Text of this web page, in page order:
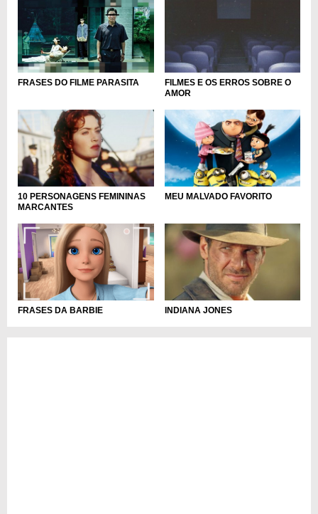
FRASES DO FILME PARASITA
FILMES E OS ERROS SOBRE O
AMOR
10 PERSONAGENS FEMININAS
MARCANTES
MEU MALVADO FAVORITO
FRASES DA BARBIE INDIANA JONES